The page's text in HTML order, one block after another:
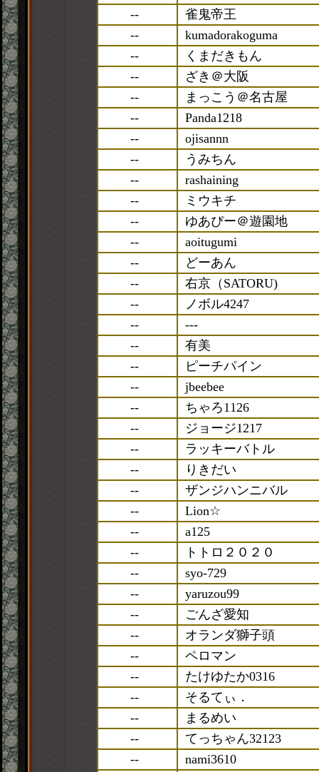
--
雀鬼帝王
--
kumadorakoguma
--
くまだきもん
--
ざき＠大阪
--
まっこう＠名古屋
--
Panda1218
--
ojisannn
--
うみちん
--
rashaining
--
ミウキチ
--
ゆあぴー＠遊園地
--
aoitugumi
--
どーあん
--
右京（SATORU)
--
ノボル4247
--
---
--
有美
--
ピーチパイン
--
jbeebee
--
ちゃろ1126
--
ジョージ1217
--
ラッキーバトル
--
りきだい
--
ザンジハンニバル
--
Lion☆
--
a125
--
トトロ２０２０
--
syo-729
--
yaruzou99
--
ごんざ愛知
--
オランダ獅子頭
--
ペロマン
--
たけゆたか0316
--
そるてぃ．
--
まるめい
--
てっちゃん32123
--
nami3610